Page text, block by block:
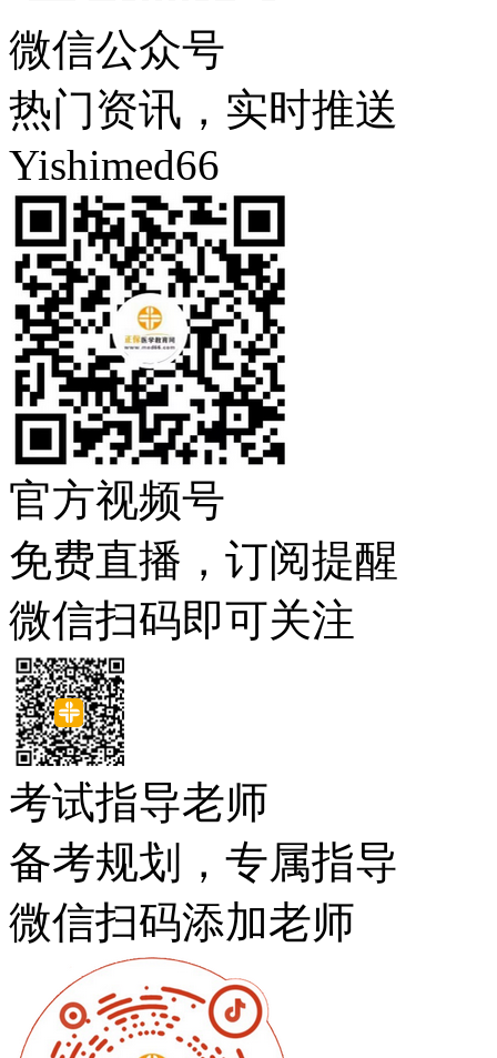
微信公众号
热门资讯，实时推送
Yishimed66
官方视频号
免费直播，订阅提醒
微信扫码即可关注
考试指导老师
备考规划，专属指导
微信扫码添加老师